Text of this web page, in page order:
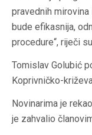
pravednih mirovina
bude efikasnija,
procedure“, riječi
Tomislav Golubić
Koprivničko-
Novinarima je
je zahvalio